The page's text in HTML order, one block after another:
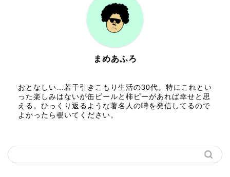
まめあふろ
おとなしい…若干引きこもり生活の30代。特にこれとい
った楽しみはないが缶ビールと柿ピーがあれば幸せと思
える。ひっくり返るような著名人の噂を発信してるので
よかったら覗いてください。